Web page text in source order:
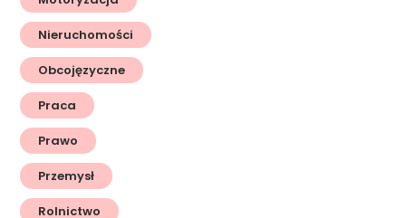
Nieruchomości
Obcojęzyczne
Praca
Prawo
Przemysł
Rolnictwo